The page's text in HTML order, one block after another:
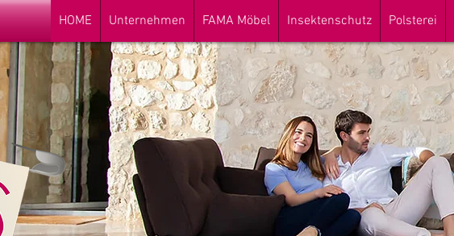
HOME Unternehmen FAMA Möbel Insektenschutz Polsterei